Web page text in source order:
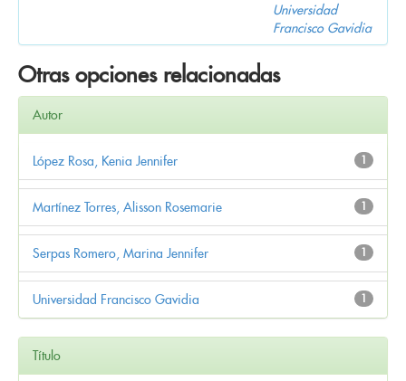
Universidad
Francisco Gavidia
Otras opciones relacionadas
Autor
1
López Rosa, Kenia Jennifer
1
Martínez Torres, Alisson Rosemarie
1
Serpas Romero, Marina Jennifer
1
Universidad Francisco Gavidia
Título